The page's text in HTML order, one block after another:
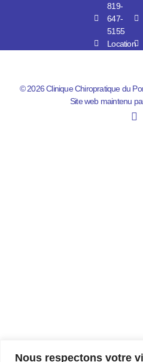
Nous respectons votre
819-
647-
5155
Location
© 2026 Clinique Chiropratique du
Site web maintenu